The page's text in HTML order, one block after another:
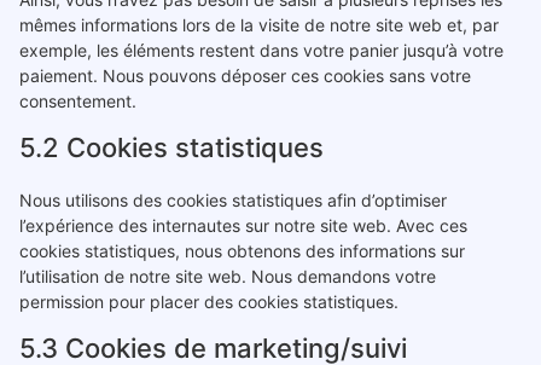
mêmes informations lors de la visite de notre site web et, par
exemple, les éléments restent dans votre panier jusqu’à votre
paiement. Nous pouvons déposer ces cookies sans votre
consentement.
5.2 Cookies statistiques
Nous utilisons des cookies statistiques afin d’optimiser
l’expérience des internautes sur notre site web. Avec ces
cookies statistiques, nous obtenons des informations sur
l’utilisation de notre site web. Nous demandons votre
permission pour placer des cookies statistiques.
5.3 Cookies de marketing/suivi